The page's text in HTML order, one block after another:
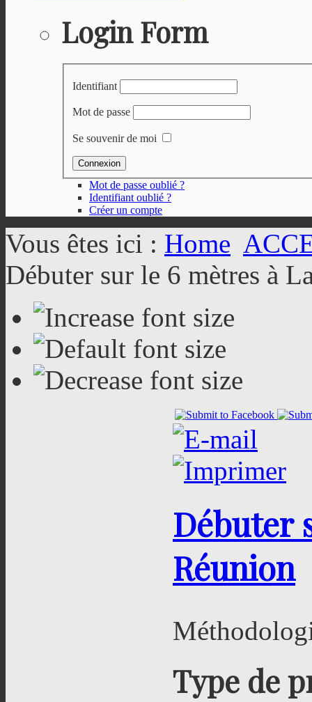
Login Form
Identifiant
Mot de passe
Se souvenir de moi
Mot de passe oublié ?
Identifiant oublié ?
Créer un compte
Vous êtes ici : Home
Débuter sur le 6 mètres à
Débuter
Réunion
Type de